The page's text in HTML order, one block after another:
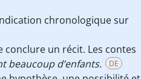
chronologique sur
un récit. Les contes
beaucoup d’enfants. DE